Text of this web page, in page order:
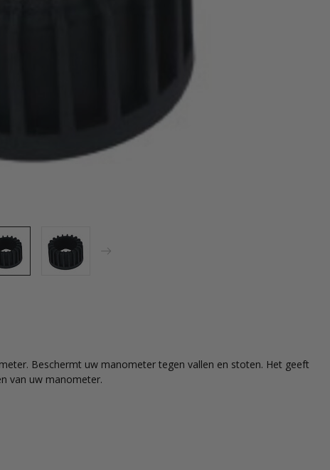
Beschermt uw manometer tegen vallen en stoten. Het geeft
van uw manometer.